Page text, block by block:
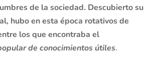
de la sociedad. Descubierto su
hubo en esta época rotativos de
los que encontraba el
de conocimientos útiles.